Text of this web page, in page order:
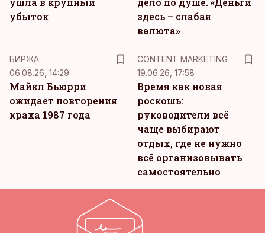
убыток
здесь – слабая
валюта»
БИРЖА
06.08.26, 14:29
Майкл Бьюрри
ожидает повторения
краха 1987 года
CONTENT MARKETING
19.06.26, 17:58
Время как новая
роскошь:
руководители всё
чаще выбирают
отдых, где не нужно
всё организовывать
самостоятельно